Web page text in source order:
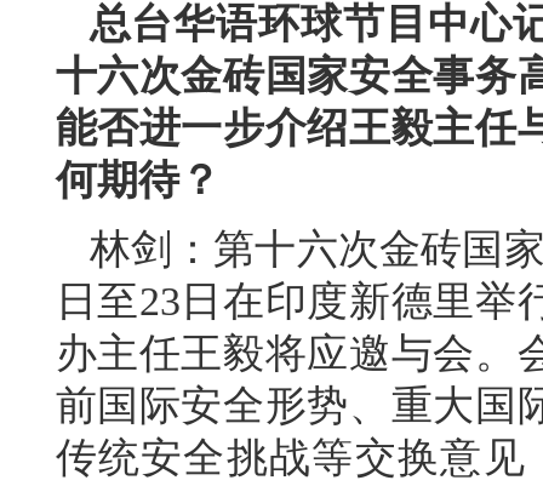
总台华语环球节目中心
十六次金砖国家安全事务
能否进一步介绍王毅主任
何期待？
林剑：第十六次金砖国
日至23日在印度新德里
办主任王毅将应邀与会。
前国际安全形势、重大国
传统安全挑战等交换意